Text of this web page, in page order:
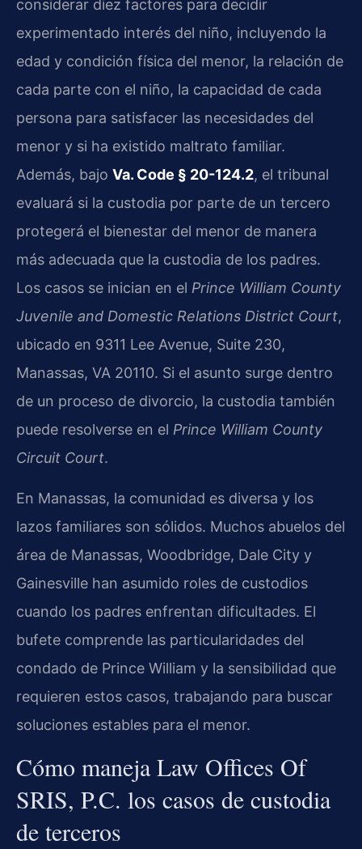
considerar diez factores para decidir
experimentado interés del niño, incluyendo la
edad y condición física del menor, la relación de
cada parte con el niño, la capacidad de cada
persona para satisfacer las necesidades del
menor y si ha existido maltrato familiar.
Además, bajo Va. Code § 20-124.2, el tribunal
evaluará si la custodia por parte de un tercero
protegerá el bienestar del menor de manera
más adecuada que la custodia de los padres.
Los casos se inician en el Prince William County
Juvenile and Domestic Relations District Court,
ubicado en 9311 Lee Avenue, Suite 230,
Manassas, VA 20110. Si el asunto surge dentro
de un proceso de divorcio, la custodia también
puede resolverse en el Prince William County
Circuit Court.
En Manassas, la comunidad es diversa y los
lazos familiares son sólidos. Muchos abuelos del
área de Manassas, Woodbridge, Dale City y
Gainesville han asumido roles de custodios
cuando los padres enfrentan dificultades. El
bufete comprende las particularidades del
condado de Prince William y la sensibilidad que
requieren estos casos, trabajando para buscar
soluciones estables para el menor.
Cómo maneja Law Offices Of
SRIS, P.C. los casos de custodia
de terceros